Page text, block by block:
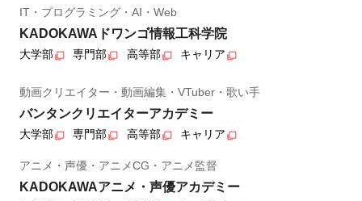
IT・プログラミング・AI・Web
KADOKAWAドワンゴ情報工科学院
大学部 専門部 高等部 キャリア
動画クリエイター・動画編集・VTuber・歌い手
バンタンクリエイターアカデミー
大学部 専門部 高等部 キャリア
アニメ・声優・アニメCG・アニメ監督
KADOKAWAアニメ・声優アカデミー